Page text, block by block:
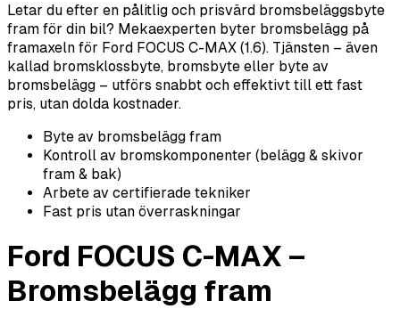
Letar du efter en pålitlig och prisvärd bromsbeläggsbyte
fram för din bil? Mekaexperten byter bromsbelägg på
framaxeln för Ford FOCUS C-MAX (1.6). Tjänsten – även
kallad bromsklossbyte, bromsbyte eller byte av
bromsbelägg – utförs snabbt och effektivt till ett fast
pris, utan dolda kostnader.
Byte av bromsbelägg fram
Kontroll av bromskomponenter (belägg & skivor
fram & bak)
Arbete av certifierade tekniker
Fast pris utan överraskningar
Ford FOCUS C-MAX –
Bromsbelägg fram